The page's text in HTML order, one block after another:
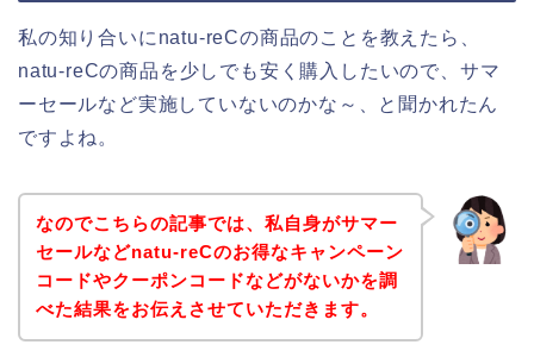
私の知り合いにnatu-reCの商品のことを教えたら、
natu-reCの商品を少しでも安く購入したいので、サマ
ーセールなど実施していないのかな～、と聞かれたん
ですよね。
なのでこちらの記事では、私自身がサマー
セールなどnatu-reCのお得なキャンペーン
コードやクーポンコードなどがないかを調
べた結果をお伝えさせていただきます。